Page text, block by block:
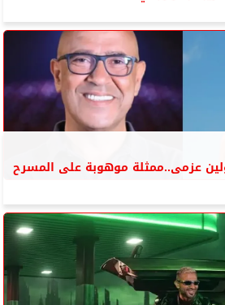
عزمى..ممثلة موهوبة على المسرح